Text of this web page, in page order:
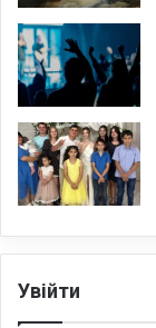
Увійти